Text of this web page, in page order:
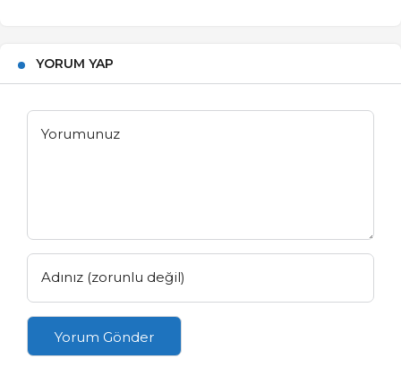
YORUM YAP
Yorumunuz
Adınız (zorunlu değil)
Yorum Gönder